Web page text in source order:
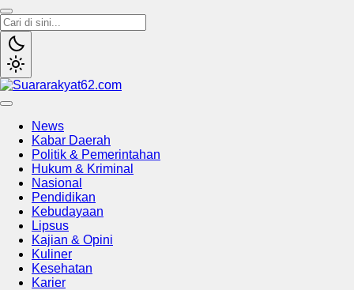
News
Kabar Daerah
Politik & Pemerintahan
Hukum & Kriminal
Nasional
Pendidikan
Kebudayaan
Lipsus
Kajian & Opini
Kuliner
Kesehatan
Karier